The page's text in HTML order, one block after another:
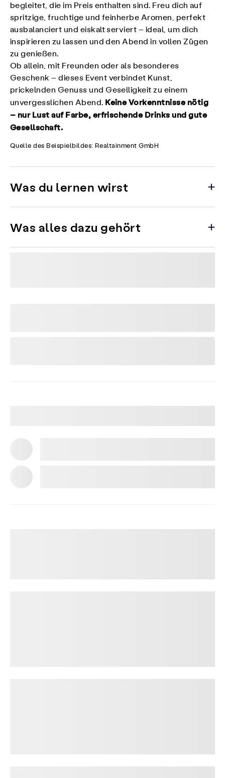
begleitet, die im Preis enthalten sind. Freu dich auf
spritzige, fruchtige und feinherbe Aromen, perfekt
ausbalanciert und eiskalt serviert – ideal, um dich
inspirieren zu lassen und den Abend in vollen Zügen
zu genießen.
Ob allein, mit Freunden oder als besonderes
Geschenk – dieses Event verbindet Kunst,
prickelnden Genuss und Geselligkeit zu einem
unvergesslichen Abend. Keine Vorkenntnisse nötig
– nur Lust auf Farbe, erfrischende Drinks und gute
Gesellschaft.
Quelle des Beispielbildes: Realtainment GmbH
Was du lernen wirst
Was alles dazu gehört